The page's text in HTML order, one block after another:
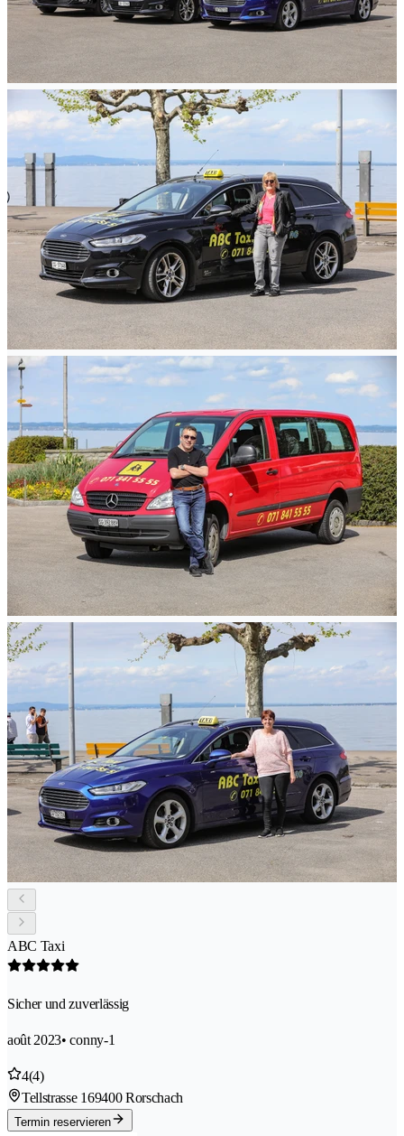
ABC Taxi
Sicher und zuverlässig
août 2023• conny-1
4(4)
Tellstrasse 169400 Rorschach
Termin reservieren